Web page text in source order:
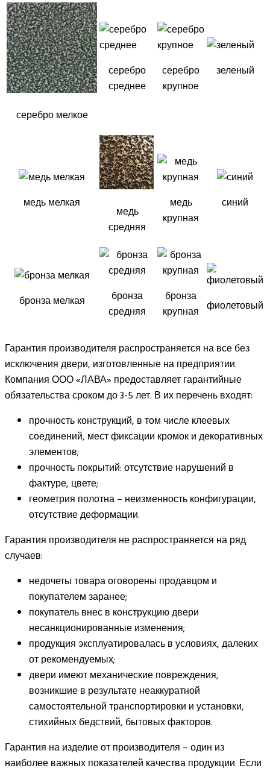
серебро мелкое
серебро
среднее
серебро
крупное
зеленый
медь мелкая
медь
средняя
медь
крупная
синий
бронза мелкая
бронза
средняя
бронза
крупная фиолетовый
Гарантия производителя распространяется на все без
исключения двери, изготовленные на предприятии.
Компания ООО «ЛАВА» предоставляет гарантийные
обязательства сроком до 3-5 лет. В их перечень входят:
прочность конструкций, в том числе клеевых
соединений, мест фиксации кромок и декоративных
элементов;
прочность покрытий: отсутствие нарушений в
фактуре, цвете;
геометрия полотна – неизменность конфигурации,
отсутствие деформации.
Гарантия производителя не распространяется на ряд
случаев:
недочеты товара оговорены продавцом и
покупателем заранее;
покупатель внес в конструкцию двери
несанкционированные изменения;
продукция эксплуатировалась в условиях, далеких
от рекомендуемых;
двери имеют механические повреждения,
возникшие в результате неаккуратной
самостоятельной транспортировки и установки,
стихийных бедствий, бытовых факторов.
Гарантия на изделие от производителя – один из
наиболее важных показателей качества продукции. Если